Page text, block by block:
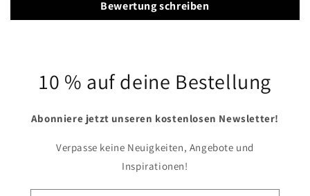
Bewertung schreiben
10 % auf deine Bestellung
Abonniere jetzt unseren kostenlosen Newsletter!
Verpasse keine Neuigkeiten, Angebote und
Inspirationen!